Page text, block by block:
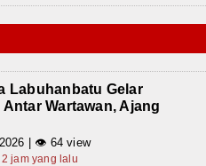
Labuhanbatu Gelar
Wartawan, Ajang
| 👁 64 view
jam yang lalu